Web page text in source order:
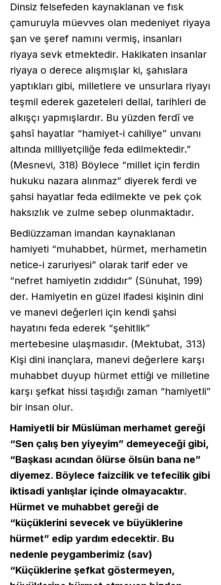
Dinsiz felsefeden kaynaklanan ve fısk
çamuruyla müevves olan medeniyet riyaya
şan ve şeref namını vermiş, insanları
riyaya sevk etmektedir. Hakikaten insanlar
riyaya o derece alışmışlar ki, şahıslara
yaptıkları gibi, milletlere ve unsurlara riyayı
teşmil ederek gazeteleri dellal, tarihleri de
alkışçı yapmışlardır. Bu yüzden ferdî ve
şahsî hayatlar “hamiyet-i cahiliye” unvanı
altında milliyetçiliğe feda edilmektedir.”
(Mesnevi, 318) Böylece “millet için ferdin
hukuku nazara alınmaz” diyerek ferdi ve
şahsi hayatlar feda edilmekte ve pek çok
haksızlık ve zulme sebep olunmaktadır.
Bediüzzaman imandan kaynaklanan
hamiyeti “muhabbet, hürmet, merhametin
netice-i zaruriyesi” olarak tarif eder ve
“nefret hamiyetin zıddıdır” (Sünuhat, 199)
der. Hamiyetin en güzel ifadesi kişinin dini
ve manevi değerleri için kendi şahsi
hayatını feda ederek “şehitlik”
mertebesine ulaşmasıdır. (Mektubat, 313)
Kişi dini inançlara, manevi değerlere karşı
muhabbet duyup hürmet ettiği ve milletine
karşı şefkat hissi taşıdığı zaman “hamiyetli”
bir insan olur.
Hamiyetli bir Müslüman merhamet gereği
“Sen çalış ben yiyeyim” demeyeceği gibi,
“Başkası acından ölürse ölsün bana ne”
diyemez. Böylece faizcilik ve tefecilik gibi
iktisadi yanlışlar içinde olmayacaktır.
Hürmet ve muhabbet gereği de
“küçüklerini sevecek ve büyüklerine
hürmet” edip yardım edecektir. Bu
nedenle peygamberimiz (sav)
“Küçüklerine şefkat göstermeyen,